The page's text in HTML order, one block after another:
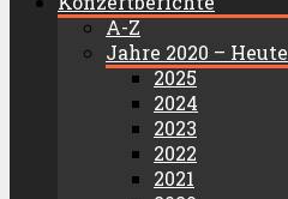
A-Z
Jahre 2020 – Heute
2025
2024
2023
2022
2021